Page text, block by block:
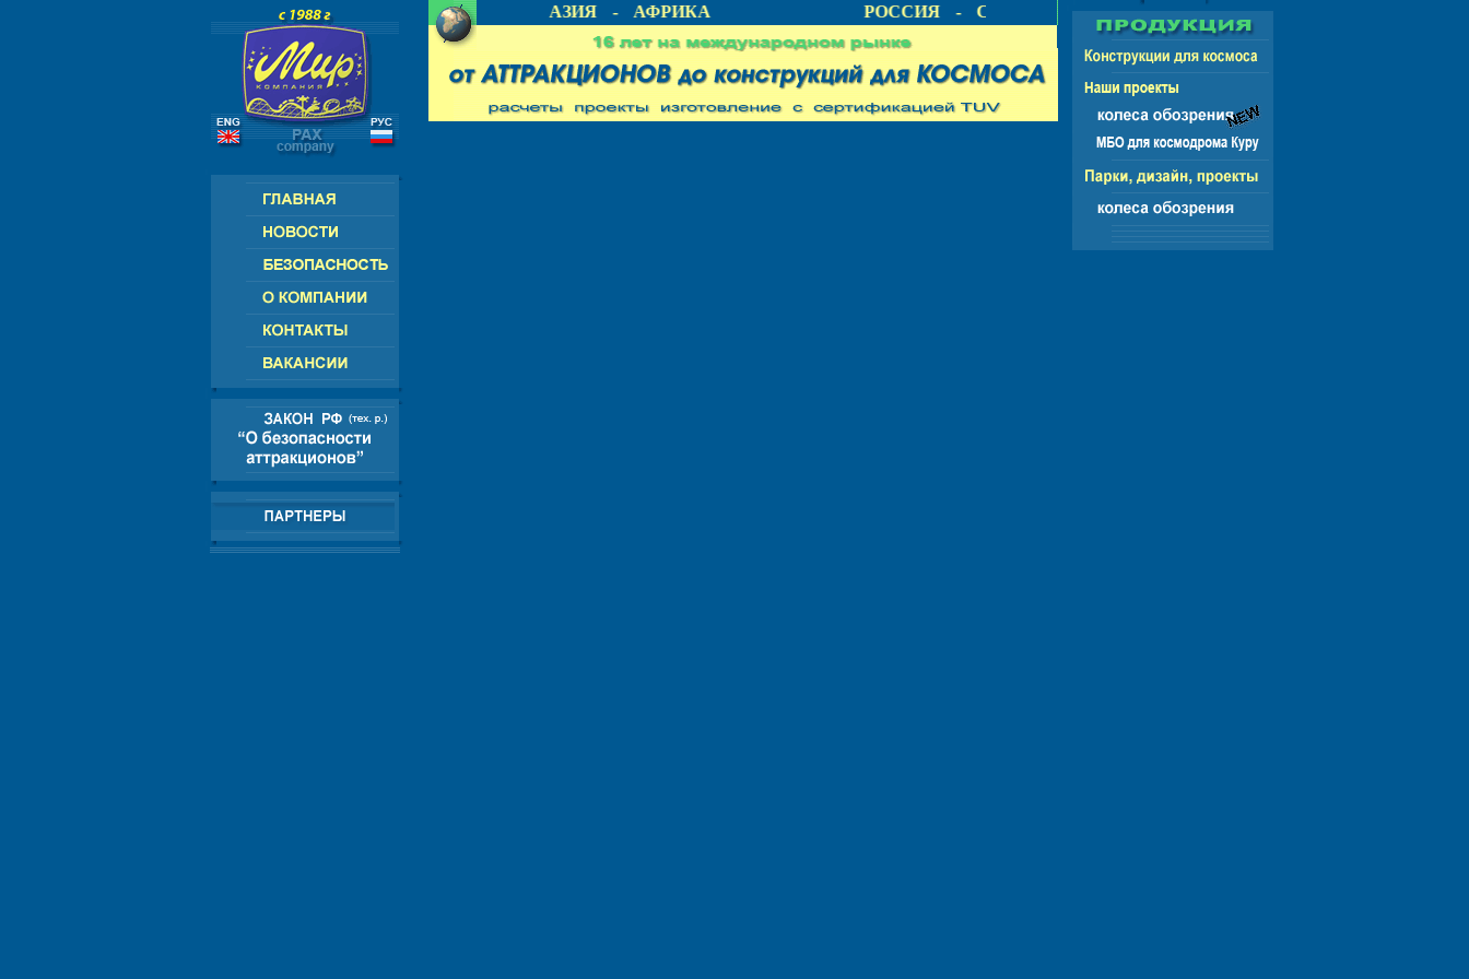
РОССИЯ - СНГ - ЕВРОПА - АМЕРИКА - АЗИЯ - АФРИКА РОССИЯ - СНГ - ЕВРОПА - АМЕРИКА - АЗИЯ - АФРИКА